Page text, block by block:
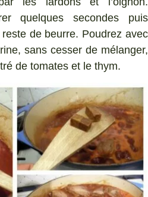
quelques secondes puis
de beurre. Poudrez avec
sans cesser de mélanger,
de tomates et le thym.